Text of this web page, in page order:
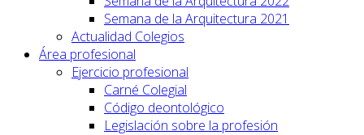
Semana de la Arquitectura 2021
Actualidad Colegios
Área profesional
Ejercicio profesional
Carné Colegial
Código deontológico
Legislación sobre la profesión